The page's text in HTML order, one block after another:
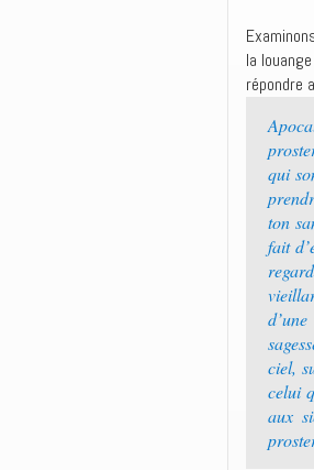
la
répondre
qui
ton
fait
ciel,
celui
aux